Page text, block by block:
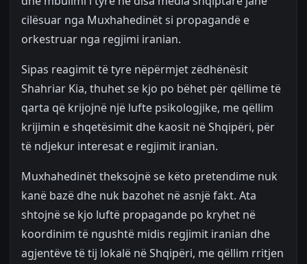
cilësuar nga Muxhahedinët si propagandë e
orkestruar nga regjimi iranian.
Sipas reagimit të tyre nëpërmjet zëdhënësit
Shahriar Kia, thuhet se kjo po bëhet për qëllime të
qarta që krijojnë një lufte psikologjike, me qëllim
krijimin e shqetësimit dhe kaosit në Shqipëri, për
të ndjekur interesat e regjimit iranian.
Muxhahedinët theksojnë se këto pretendime nuk
kanë bazë dhe nuk bazohet në asnjë fakt. Ata
shtojnë se kjo luftë propagande po kryhet në
koordinim të ngushtë midis regjimit iranian dhe
agjentëve të tij lokalë në Shqipëri, me qëllim rritjen